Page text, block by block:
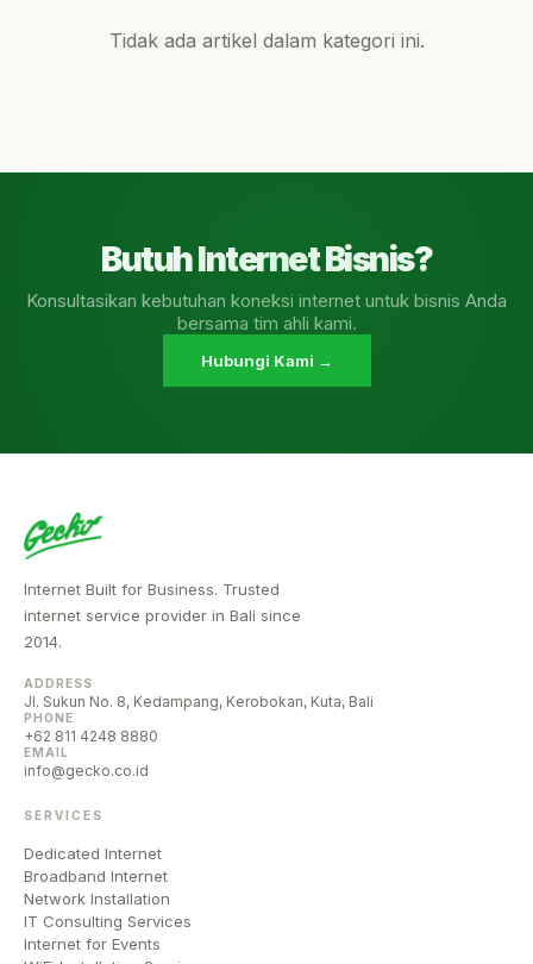
Tidak ada artikel dalam kategori ini.
Butuh Internet Bisnis?
Konsultasikan kebutuhan koneksi internet untuk bisnis Anda
bersama tim ahli kami.
Hubungi Kami →
Internet Built for Business. Trusted
internet service provider in Bali since
2014.
ADDRESS
Jl. Sukun No. 8, Kedampang, Kerobokan, Kuta, Bali
PHONE
+62 811 4248 8880
EMAIL
info@gecko.co.id
SERVICES
Dedicated Internet
Broadband Internet
Network Installation
IT Consulting Services
Internet for Events